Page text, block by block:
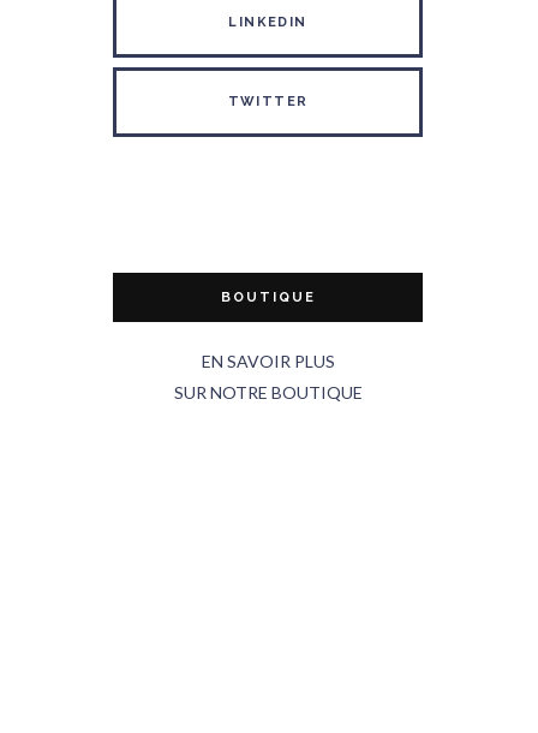
LINKEDIN
TWITTER
BOUTIQUE
EN SAVOIR PLUS
SUR NOTRE BOUTIQUE